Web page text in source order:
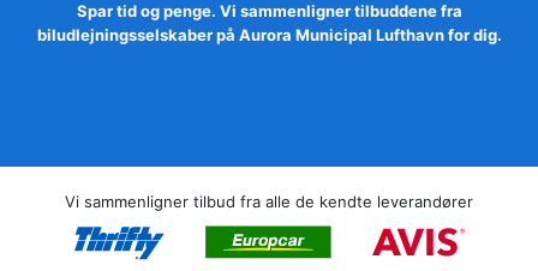
Spar tid og penge. Vi sammenligner tilbuddene fra
biludlejningsselskaber på Aurora Municipal Lufthavn for dig.
Vi sammenligner tilbud fra alle de kendte leverandører